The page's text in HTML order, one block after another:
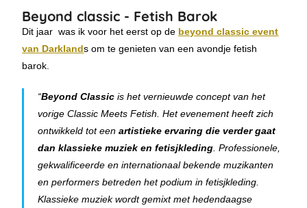
Beyond classic - Fetish Barok
Dit jaar was ik voor het eerst op de beyond classic event
van Darklands om te genieten van een avondje fetish
barok.
“Beyond Classic is het vernieuwde concept van het
vorige Classic Meets Fetish. Het evenement heeft zich
ontwikkeld tot eenartistieke ervaring die verder gaat
dan klassieke muziek en fetisjkleding . Professionele,
gekwalificeerde en internationaal bekende muzikanten
en performers betreden het podium in fetisjkleding.
Klassieke muziek wordt gemixt met hedendaagse